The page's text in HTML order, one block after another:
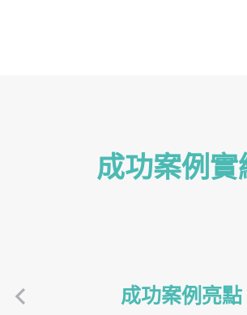
成功案例實
成功案例亮點